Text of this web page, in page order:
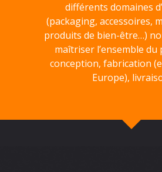
différents domaines
(packaging, accessoires,
produits de bien-être…)
maîtriser l’ensemble du
conception, fabrication
Europe),